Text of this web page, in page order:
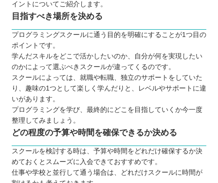
イントについてご紹介します。
目指すべき場所を決める
プログラミングスクールに通う目的を明確にすることが1つ目の
ポイントです。
学んだスキルをどこで活かしたいのか、自分が何を実現したい
のかによって選ぶべきスクールが違ってくるのです。
スクールによっては、就職や転職、独立のサポートをしていた
り、趣味の1つとして楽しく学んだりと、レベルやサポートに違
いがあります。
プログラミングを学び、最終的にどこを目指していくか今一度
整理してみましょう。
どの程度の予算や時間を確保できるか決める
スクールを検討する時は、予算や時間をどれだけ確保するか決
めておくとスムーズに入会できておすすめです。
仕事や学校と並行して通う場合は、どれだけスクールに時間が